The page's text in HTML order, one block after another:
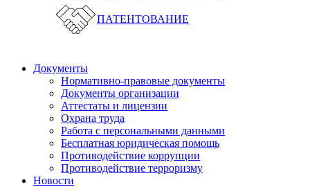
ПАТЕНТОВАНИЕ
Документы
Нормативно-правовые документы
Документы организации
Аттестаты и лицензии
Охрана труда
Работа с персональными данными
Бесплатная юридическая помощь
Противодействие коррупции
Противодействие терроризму
Новости